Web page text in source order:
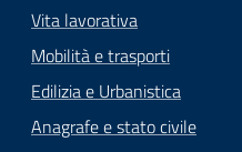
Vita lavorativa
Mobilità e trasporti
Edilizia e Urbanistica
Anagrafe e stato civile